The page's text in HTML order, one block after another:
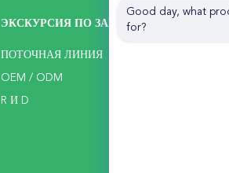
ЭКСКУРСИЯ ПО ЗАВОДУ
ПОТОЧНАЯ ЛИНИЯ
OEM / ODM
R И D
Good day, what
for?